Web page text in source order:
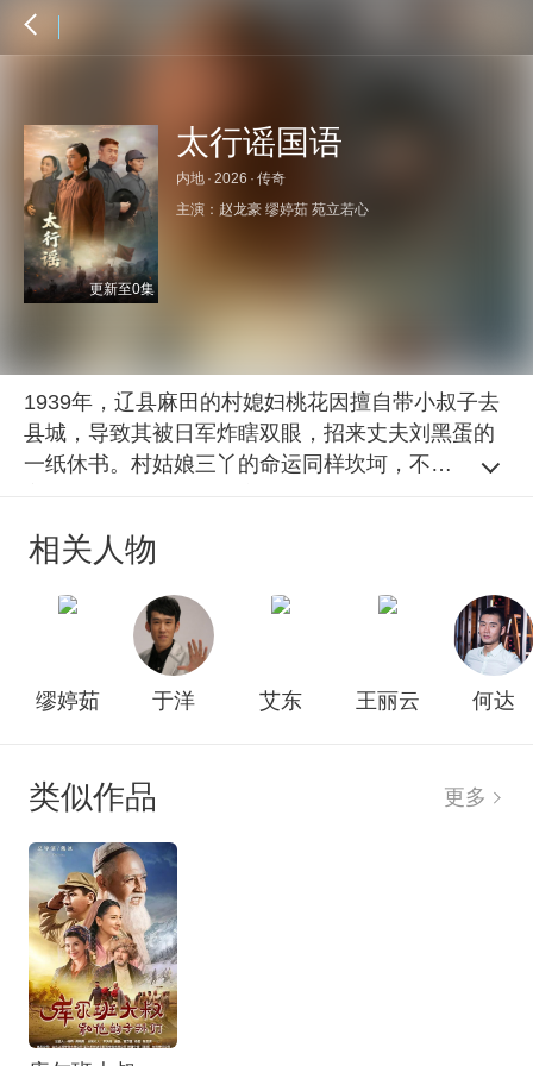
更新至0集
太行谣国语
内地 · 2026 · 传奇
主演： 赵龙豪 缪婷茹 苑立若心
1939年，辽县麻田的村媳妇桃花因擅自带小叔子去
县城，导致其被日军炸瞎双眼，招来丈夫刘黑蛋的
一纸休书。村姑娘三丫的命运同样坎坷，不仅被陈
尽，被桃花意外救下。本是救命之恩但当得知桃花
也只得使尽浑身解数逼迫桃花离开，桃花一气之下
带着小叔离开了刘家。正值八路军总部来太行山建
立革命根据地，桃花投身革命加入了中国共产党，
被选为妇救会主任。她不仅带领姐妹们做军鞋、护
从此开始了“奶娘”人生，在她的组织和感召下，身边
命后代，用大爱诠释了太行精神。
相关人物
缪婷茹 于洋 艾东 王丽云 何达
更多
类似作品